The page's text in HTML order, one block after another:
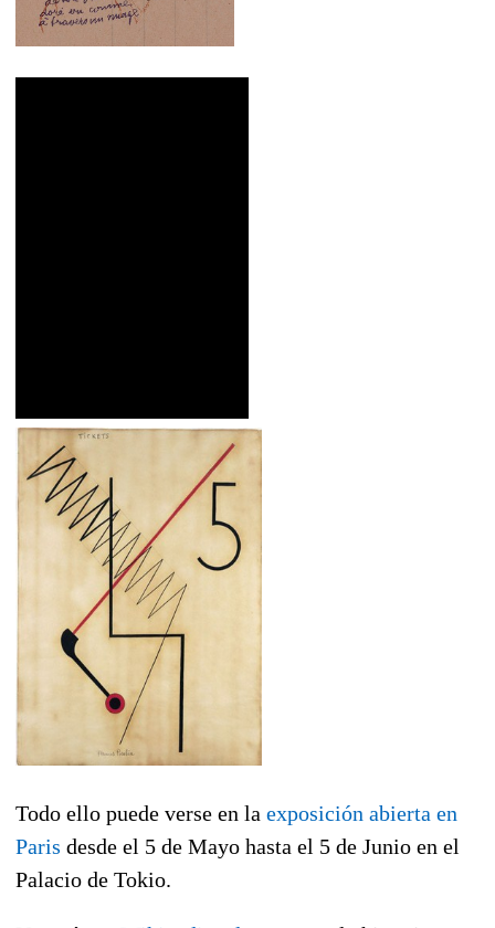
Todo ello puede verse en la exposición abierta en
Paris desde el 5 de Mayo hasta el 5 de Junio en el
Palacio de Tokio.